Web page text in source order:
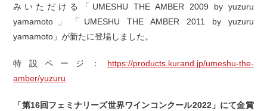
みいただける「UMESHU THE AMBER 2009 by yuzuru
yamamoto」「UMESHU THE AMBER 2011 by yuzuru
yamamoto」が新たに登場しました。
特設ページ： https://products.kurand.jp/umeshu-the-
amber/yuzuru
「第16回フェミナリーズ世界ワインコンクール2022」にて金賞